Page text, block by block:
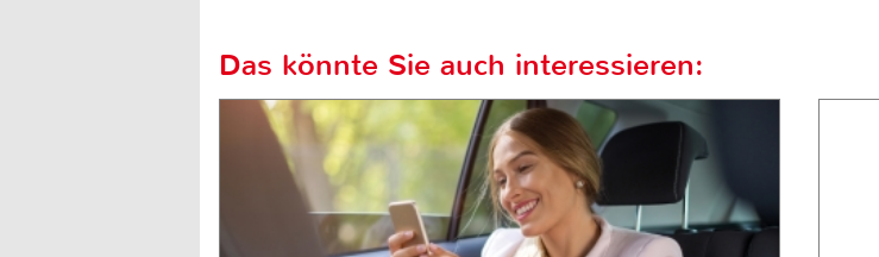
Das könnte Sie auch interessieren: